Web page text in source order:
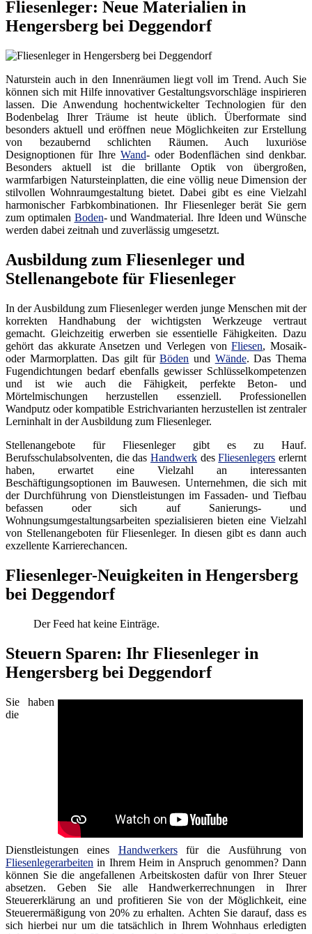
Fliesenleger: Neue Materialien in
Hengersberg bei Deggendorf
Naturstein auch in den Innenräumen liegt voll im Trend. Auch Sie
können sich mit Hilfe innovativer Gestaltungsvorschläge inspirieren
lassen. Die Anwendung hochentwickelter Technologien für den
Bodenbelag Ihrer Träume ist heute üblich. Überformate sind
besonders aktuell und eröffnen neue Möglichkeiten zur Erstellung
von bezaubernd schlichten Räumen. Auch luxuriöse
Designoptionen für Ihre Wand- oder Bodenflächen sind denkbar.
Besonders aktuell ist die brillante Optik von übergroßen,
warmfarbigen Natursteinplatten, die eine völlig neue Dimension der
stilvollen Wohnraumgestaltung bietet. Dabei gibt es eine Vielzahl
harmonischer Farbkombinationen. Ihr Fliesenleger berät Sie gern
zum optimalen Boden- und Wandmaterial. Ihre Ideen und Wünsche
werden dabei zeitnah und zuverlässig umgesetzt.
Ausbildung zum Fliesenleger und
Stellenangebote für Fliesenleger
In der Ausbildung zum Fliesenleger werden junge Menschen mit der
korrekten Handhabung der wichtigsten Werkzeuge vertraut
gemacht. Gleichzeitig erwerben sie essentielle Fähigkeiten. Dazu
gehört das akkurate Ansetzen und Verlegen vonFliesen, Mosaik-
oder Marmorplatten. Das gilt fürBöden und Wände. Das Thema
Fugendichtungen bedarf ebenfalls gewisser Schlüsselkompetenzen
und ist wie auch die Fähigkeit, perfekte Beton- und
Mörtelmischungen herzustellen essenziell. Professionellen
Wandputz oder kompatible Estrichvarianten herzustellen ist zentraler
Lerninhalt in der Ausbildung zum Fliesenleger.
Stellenangebote für Fliesenleger gibt es zu Hauf.
Berufsschulabsolventen, die das Handwerk desFliesenlegers erlernt
haben, erwartet eine Vielzahl an interessanten
Beschäftigungsoptionen im Bauwesen. Unternehmen, die sich mit
der Durchführung von Dienstleistungen im Fassaden- und Tiefbau
befassen oder sich auf Sanierungs- und
Wohnungsumgestaltungsarbeiten spezialisieren bieten eine Vielzahl
von Stellenangeboten für Fliesenleger. In diesen gibt es dann auch
exzellente Karrierechancen.
Fliesenleger-Neuigkeiten in Hengersberg
bei Deggendorf
Der Feed hat keine Einträge.
Steuern Sparen: Ihr Fliesenleger in
Hengersberg bei Deggendorf
Sie haben
die
Dienstleistungen eines Handwerkersfür die Ausführung von
Fliesenlegerarbeiten in Ihrem Heim in Anspruch genommen? Dann
können Sie die angefallenen Arbeitskosten dafür von Ihrer Steuer
absetzen. Geben Sie alle Handwerkerrechnungen in Ihrer
Steuererklärung an und profitieren Sie von der Möglichkeit, eine
Steuerermäßigung von 20% zu erhalten. Achten Sie darauf, dass es
sich hierbei nur um die tatsächlich in Ihrem Wohnhaus erledigten